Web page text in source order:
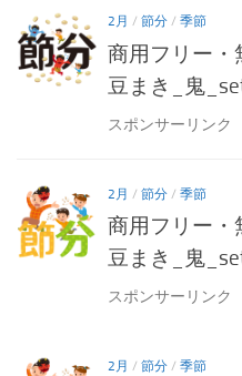
2月 / 節分 / 季節
商用フリー・
豆まき_鬼
スポンサーリンク
2月 / 節分 / 季節
商用フリー・
豆まき_鬼
スポンサーリンク
2月 / 節分 / 季節